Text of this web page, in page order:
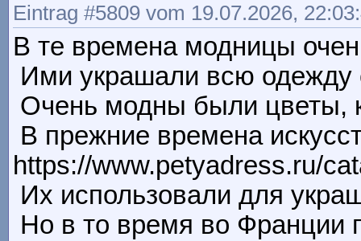
Eintrag #5809 vom 19.07.2026,
В те времена модницы
Ими украшали всю одежду
Очень модны были цветы,
В прежние времена
https://www.petyadress.ru/
Их использовали для
Но в то время во Франции